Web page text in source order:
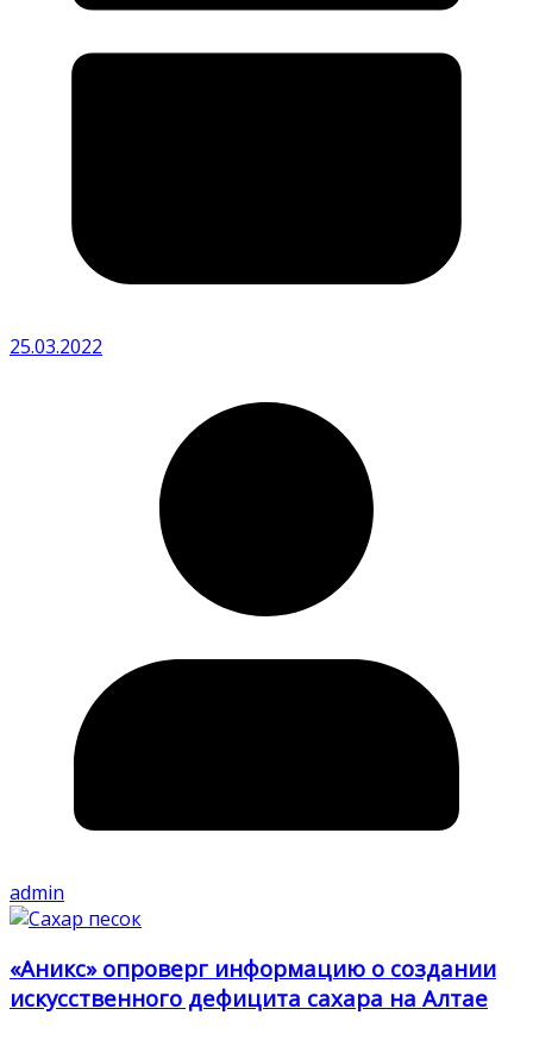
25.03.2022
admin
«Аникс» опроверг информацию о создании
искусственного дефицита сахара на Алтае